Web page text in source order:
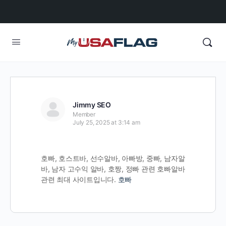
Jimmy SEO
Member
July 25, 2025 at 3:14 am
호빠, 호스트바, 선수알바, 아빠방, 중빠, 남자알
바, 남자 고수익 알바, 호짱, 정빠 관련 호빠알바
관련 최대 사이트입니다. 호빠